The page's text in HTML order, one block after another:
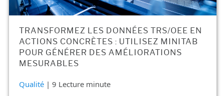
TRANSFORMEZ LES DONNÉES TRS/OEE EN
ACTIONS CONCRÈTES : UTILISEZ MINITAB
POUR GÉNÉRER DES AMÉLIORATIONS
MESURABLES
Qualité | 9 Lecture minute